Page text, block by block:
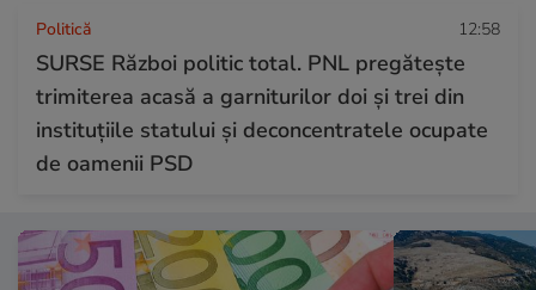
Politică 12:58
SURSE Război politic total. PNL pregătește
trimiterea acasă a garniturilor doi și trei din
instituțiile statului și deconcentratele ocupate
de oamenii PSD